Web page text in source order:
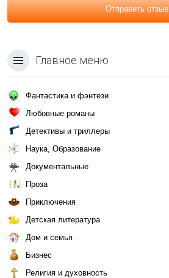
Отправить отзыв
Главное меню
Фантастика и фэнтези
Любовные романы
Детективы и триллеры
Наука, Образование
Документальные
Проза
Приключения
Детская литература
Дом и семья
Бизнес
Религия и духовность